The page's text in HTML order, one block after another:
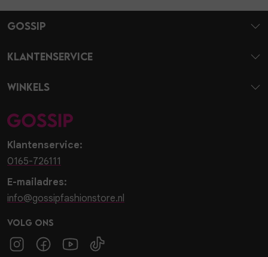
Klantenservice:
0165-726111
E-mailadres:
info@gossipfashionstore.nl
Volg ons
Gossip
Klantenservice
Winkels